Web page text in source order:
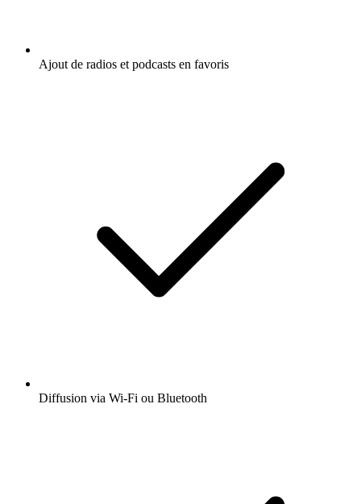
Ajout de radios et podcasts en favoris
Diffusion via Wi-Fi ou Bluetooth